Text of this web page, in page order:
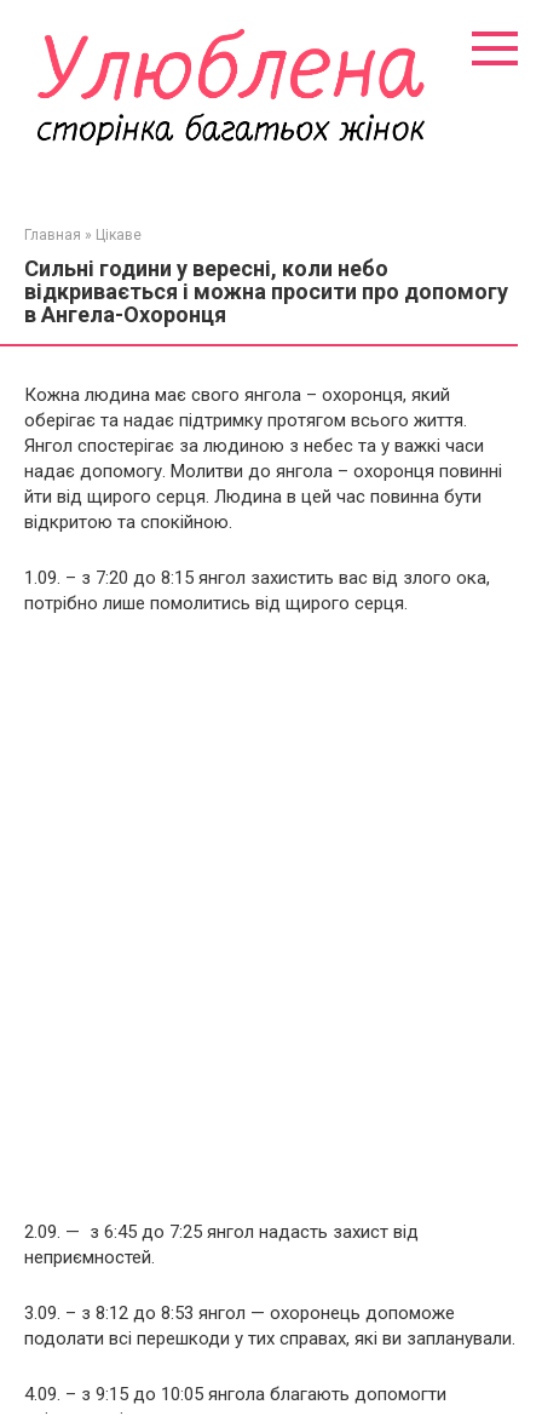
контенту
Главная » Цікаве
Сильні години у вересні, коли небо
відкривається і можна просити про допомогу
в Ангела-Охоронця
Кожна людина має свого янгола – охоронця, який
оберігає та надає підтримку протягом всього життя.
Янгол спостерігає за людиною з небес та у важкі часи
надає допомогу. Молитви до янгола – охоронця повинні
йти від щирого серця. Людина в цей час повинна бути
відкритою та спокійною.
1.09. – з 7:20 до 8:15 янгол захистить вас від злого ока,
потрібно лише помолитись від щирого серця.
2.09. — з 6:45 до 7:25 янгол надасть захист від
неприємностей.
3.09. – з 8:12 до 8:53 янгол — охоронець допоможе
подолати всі перешкоди у тих справах, які ви запланували.
4.09. – з 9:15 до 10:05 янгола благають допомогти